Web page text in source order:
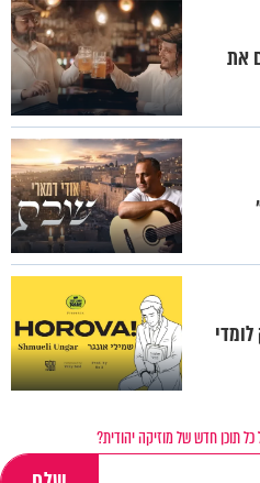
את
תוכן חדש של מוזיקה יהודית?